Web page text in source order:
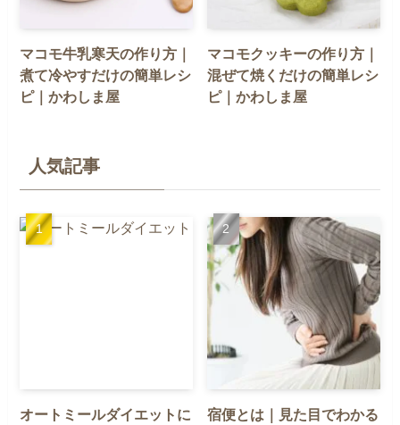
マコモ牛乳寒天の作り方｜
煮て冷やすだけの簡単レシ
ピ｜かわしま屋
マコモクッキーの作り方｜
混ぜて焼くだけの簡単レシ
ピ｜かわしま屋
人気記事
オートミールダイエットに
宿便とは｜見た目でわかる